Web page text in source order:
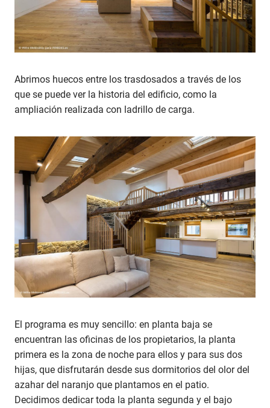
Abrimos huecos entre los trasdosados a través de los
que se puede ver la historia del edificio, como la
ampliación realizada con ladrillo de carga.
El programa es muy sencillo: en planta baja se
encuentran las oficinas de los propietarios, la planta
primera es la zona de noche para ellos y para sus dos
hijas, que disfrutarán desde sus dormitorios del olor del
azahar del naranjo que plantamos en el patio.
Decidimos dedicar toda la planta segunda y el bajo